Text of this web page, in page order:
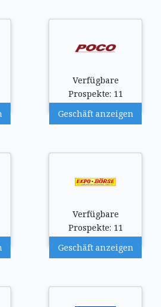
Verfügbare
Prospekte: 11
Geschäft anzeigen
Verfügbare
Prospekte: 11
Geschäft anzeigen